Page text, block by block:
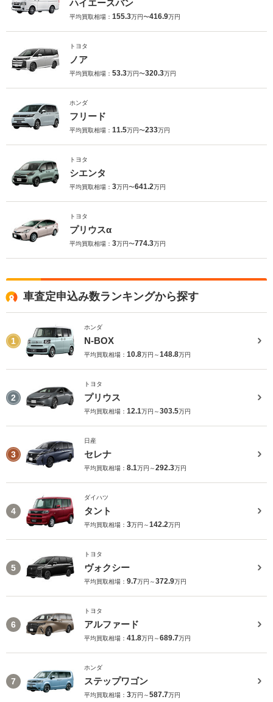
ハイエースバン
平均買取相場： 155.3万円〜416.9万円
トヨタ
ノア
平均買取相場： 53.3万円〜320.3万円
ホンダ
フリード
平均買取相場： 11.5万円〜233万円
トヨタ
シエンタ
平均買取相場： 3万円〜641.2万円
トヨタ
プリウスα
平均買取相場： 3万円〜774.3万円
車査定申込み数ランキングから探す
1
ホンダ
N-BOX
平均買取相場： 10.8万円～148.8万円
2
トヨタ
プリウス
平均買取相場： 12.1万円～303.5万円
3
日産
セレナ
平均買取相場： 8.1万円～292.3万円
4
ダイハツ
タント
平均買取相場： 3万円～142.2万円
5
トヨタ
ヴォクシー
平均買取相場： 9.7万円～372.9万円
6
トヨタ
アルファード
平均買取相場： 41.8万円～689.7万円
7
ホンダ
ステップワゴン
平均買取相場： 3万円～587.7万円